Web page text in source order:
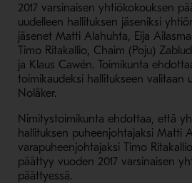
2017 varsinaisen yhtiökokouksen
uudelleen hallituksen jäseniksi
jäsenet Matti Alahuhta, Eija
Timo Ritakallio, Chaim (Poju)
ja Klaus Cawén. Toimikunta
toimikaudeksi hallitukseen valitaan
Nolåker.
Nimitystoimikunta ehdottaa, että
hallituksen puheenjohtajaksi Matti
varapuheenjohtajaksi Timo
päättyy vuoden 2017 varsinaisen
päättyessä.